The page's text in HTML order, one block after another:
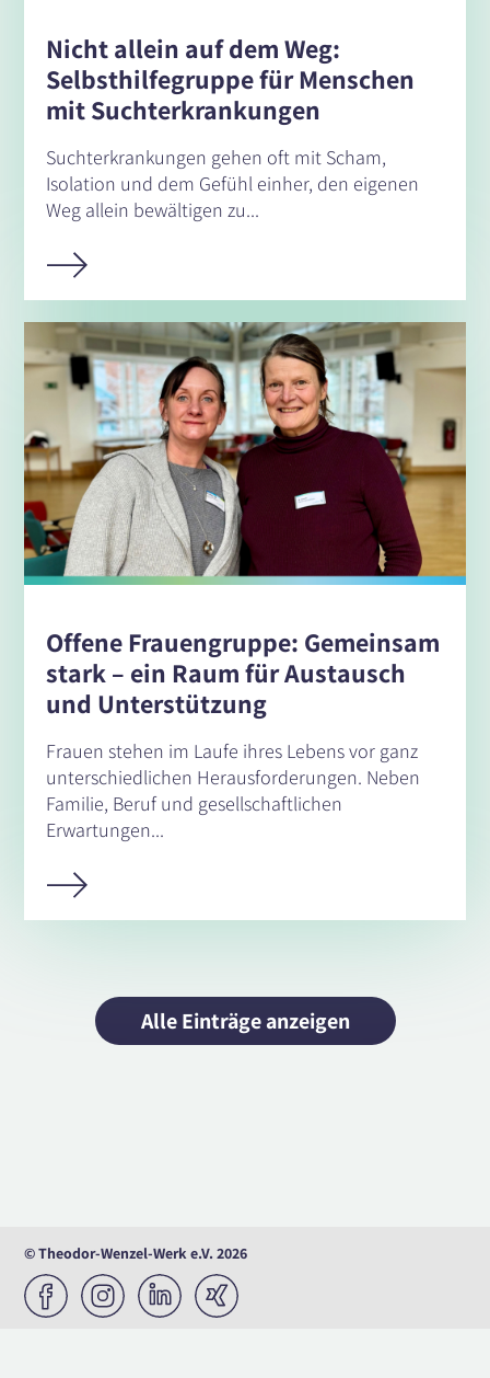
Nicht allein auf dem Weg:
Selbsthilfegruppe für Menschen
mit Suchterkrankungen
Suchterkrankungen gehen oft mit Scham,
Isolation und dem Gefühl einher, den eigenen
Weg allein bewältigen zu...
Offene Frauengruppe: Gemeinsam
stark – ein Raum für Austausch
und Unterstützung
Frauen stehen im Laufe ihres Lebens vor ganz
unterschiedlichen Herausforderungen. Neben
Familie, Beruf und gesellschaftlichen
Erwartungen...
Alle Einträge anzeigen
© Theodor-Wenzel-Werk e.V. 2026